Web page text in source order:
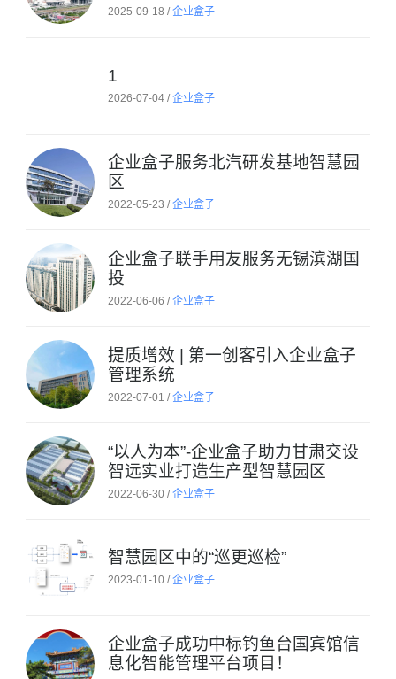
2025-09-18 /企业盒子
1
2026-07-04 /企业盒子
企业盒子服务北汽研发基地智慧园
区
2022-05-23 /企业盒子
企业盒子联手用友服务无锡滨湖国
投
2022-06-06 /企业盒子
提质增效 | 第一创客引入企业盒子
管理系统
2022-07-01 /企业盒子
“以人为本”-企业盒子助力甘肃交设
智远实业打造生产型智慧园区
2022-06-30 /企业盒子
智慧园区中的“巡更巡检”
2023-01-10 /企业盒子
企业盒子成功中标钓鱼台国宾馆信
息化智能管理平台项目！